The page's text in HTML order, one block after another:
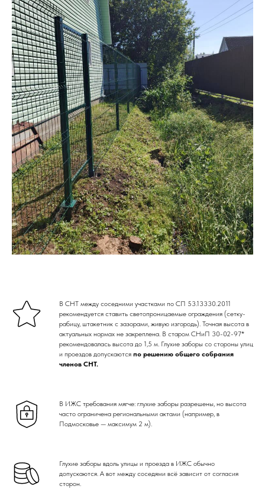
В СНТ между соседними участками по СП 53.13330.2011
рекомендуется ставить светопроницаемые ограждения (сетку-
рабицу, штакетник с зазорами, живую изгородь). Точная высота в
актуальных нормах не закреплена. В старом СНиП 30-02-97*
рекомендовалась высота до 1,5 м. Глухие заборы со стороны улиц
и проездов допускаются по решению общего собрания
членов СНТ.
В ИЖС требования мягче: глухие заборы разрешены, но высота
часто ограничена региональными актами (например, в
Подмосковье — максимум 2 м).
Глухие заборы вдоль улицы и проезда в ИЖС обычно
допускаются. А вот между соседями всё зависит от согласия
сторон.